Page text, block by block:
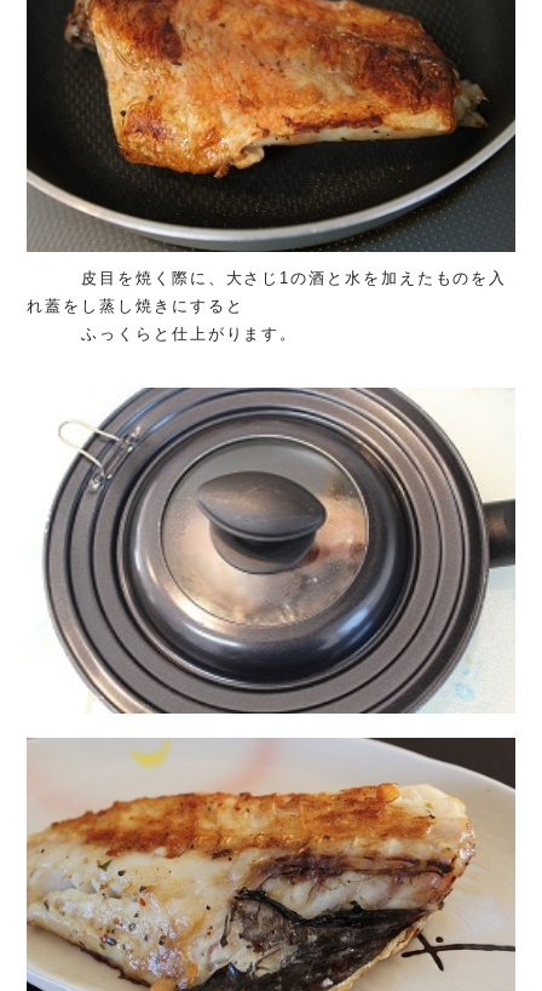
皮目を焼く際に、 大さじ1の酒と水を加えたものを入
れ蓋をし蒸し焼きにすると
ふっくらと仕上がります。